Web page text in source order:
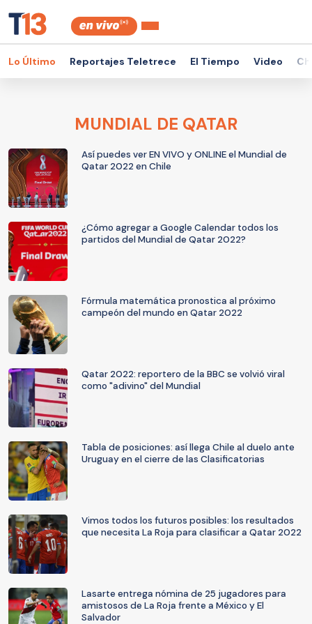
Lo Último Reportajes Teletrece El Tiempo Video
MUNDIAL DE QATAR
Así puedes ver EN VIVO y ONLINE el Mundial de
Qatar 2022 en Chile
¿Cómo agregar a Google Calendar todos los
partidos del Mundial de Qatar 2022?
Fórmula matemática pronostica al próximo
campeón del mundo en Qatar 2022
Qatar 2022: reportero de la BBC se volvió viral
como "adivino" del Mundial
Tabla de posiciones: así llega Chile al duelo ante
Uruguay en el cierre de las Clasificatorias
Vimos todos los futuros posibles: los resultados
que necesita La Roja para clasificar a Qatar 2022
Lasarte entrega nómina de 25 jugadores para
amistosos de La Roja frente a México y El
Salvador